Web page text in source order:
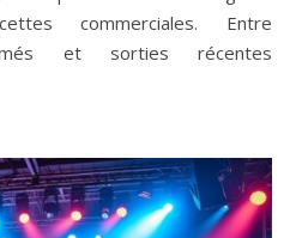
commerciales. Entre
et sorties récentes